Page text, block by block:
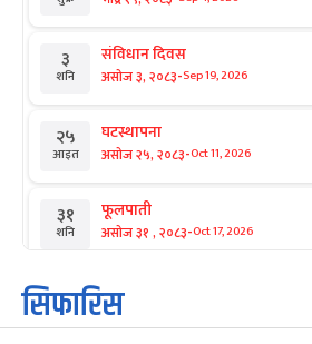
३
शनि
संविधान दिवस
असोज ३, २०८३-Sep 19, 2026
२५
आइत
घटस्थापना
असोज २५, २०८३-Oct 11, 2026
३१
शनि
फूलपाती
असोज ३१ , २०८३-Oct 17, 2026
१
आइत
कार्तिक सङ्क्रान्ति
कार्तिक १, २०८३
सिफारिस